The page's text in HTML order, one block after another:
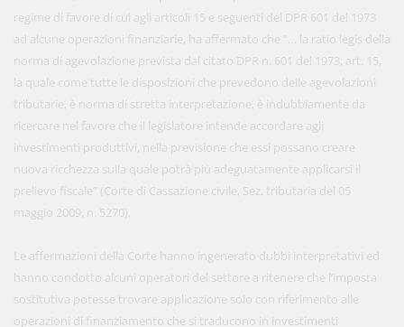
regime di favore di cui agli articoli 15 e seguenti del DPR 601 del 1973
ad alcune operazioni finanziarie, ha affermato che “… la ratio legis della
norma di agevolazione prevista dal citato DPR n. 601 del 1973, art. 15,
la quale come tutte le disposizioni che prevedono delle agevolazioni
tributarie, è norma di stretta interpretazione, è indubbiamente da
ricercare nel favore che il legislatore intende accordare agli
investimenti produttivi, nella previsione che essi possano creare
nuova ricchezza sulla quale potrà più adeguatamente applicarsi il
prelievo fiscale” (Corte di Cassazione civile, Sez. tributaria del 05
maggio 2009, n. 5270).
Le affermazioni della Corte hanno ingenerato dubbi interpretativi ed
hanno condotto alcuni operatori del settore a ritenere che l’imposta
sostitutiva potesse trovare applicazione solo con riferimento alle
operazioni di finanziamento che si traducono in investimenti